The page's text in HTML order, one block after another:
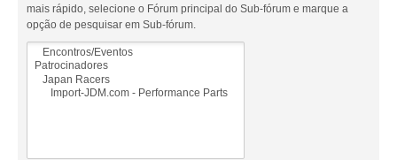
mais rápido, selecione o Fórum principal do Sub-fórum e marque a
opção de pesquisar em Sub-fórum.